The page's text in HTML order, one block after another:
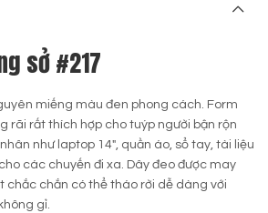
sở #217
miếng màu đen phong cách. Form
rãi rất thích hợp cho tuýp người bận rộn
như laptop 14″, quần áo, sổ tay, tài liệu
các chuyến đi xa. Dây đeo được may
chắc chắn có thể tháo rời dễ dàng với
gỉ.